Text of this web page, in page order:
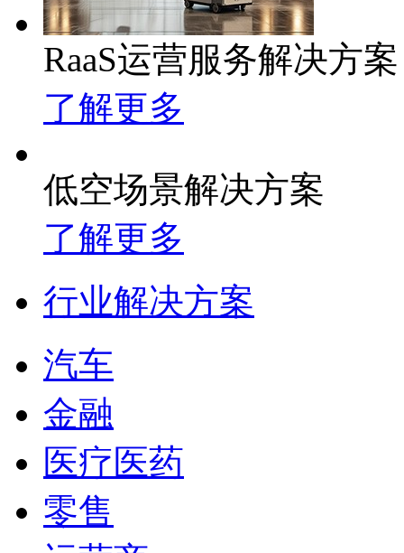
RaaS运营服务解决方案
了解更多
低空场景解决方案
了解更多
行业解决方案
汽车
金融
医疗医药
零售